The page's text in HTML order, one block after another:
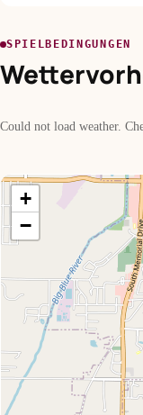
SPIELBEDINGUNGEN
Could not load weather.
+
−